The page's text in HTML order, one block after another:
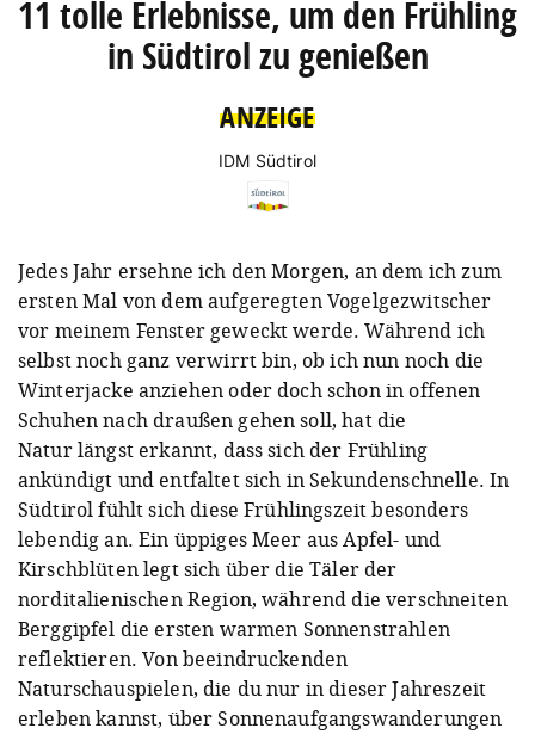
11 tolle Erlebnisse, um den Frühling
in Südtirol zu genießen
ANZEIGE
IDM Südtirol
Jedes Jahr ersehne ich den Morgen, an dem ich zum
ersten Mal von dem aufgeregten Vogelgezwitscher
vor meinem Fenster geweckt werde. Während ich
selbst noch ganz verwirrt bin, ob ich nun noch die
Winterjacke anziehen oder doch schon in offenen
Schuhen nach draußen gehen soll, hat die
Natur längst erkannt, dass sich der Frühling
ankündigt und entfaltet sich in Sekundenschnelle. In
Südtirol fühlt sich diese Frühlingszeit besonders
lebendig an. Ein üppiges Meer aus Apfel- und
Kirschblüten legt sich über die Täler der
norditalienischen Region, während die verschneiten
Berggipfel die ersten warmen Sonnenstrahlen
reflektieren. Von beeindruckenden
Naturschauspielen, die du nur in dieser Jahreszeit
erleben kannst, über Sonnenaufgangswanderungen